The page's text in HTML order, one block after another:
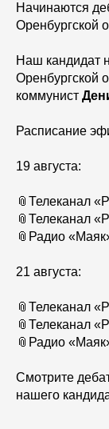
Начинаются
Оренбургской
Наш кандидат
Оренбургской
коммунист
Расписание
19 августа:
📎Телеканал
📎Телеканал
📎Радио
21 августа:
📎Телеканал
📎Телеканал
📎Радио
Смотрите
нашего